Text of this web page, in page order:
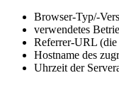
Browser-Typ/-
verwendetes
Referrer-URL (die
Hostname des
Uhrzeit der